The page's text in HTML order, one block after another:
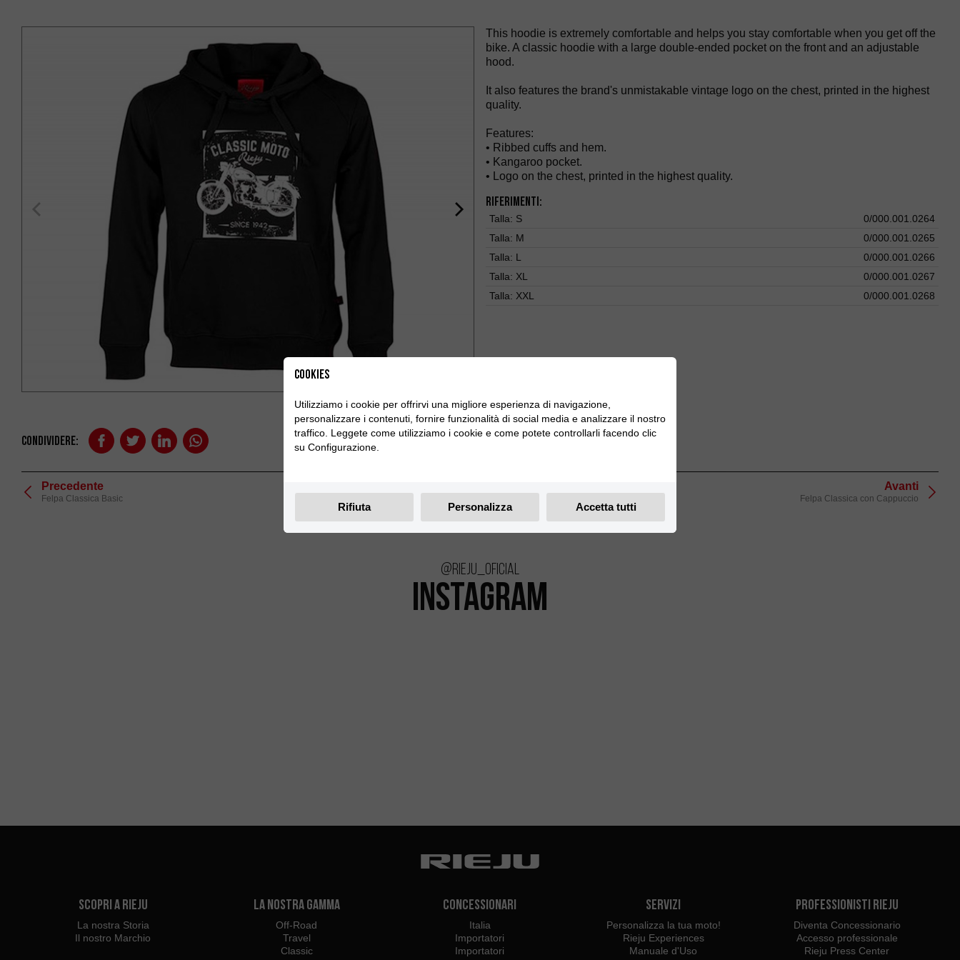
Condividere:
This hoodie is extremely comfortable and helps you stay comfortable when you get off the
bike. A classic hoodie with a large double-ended pocket on the front and an adjustable
hood.
It also features the brand's unmistakable vintage logo on the chest, printed in the highest
quality.
Features:
• Ribbed cuffs and hem.
• Kangaroo pocket.
• Logo on the chest, printed in the highest quality.
Riferimenti:
Talla: S
0/000.001.0264
Talla: M
0/000.001.0265
Talla: L
0/000.001.0266
Talla: XL
0/000.001.0267
Talla: XXL 0/000.001.0268
Precedente
Felpa Classica Basic
Avanti
Felpa Classica con Cappuccio
@rieju_oficial
INSTAGRAM
Scopri a Rieju
La nostra Storia
Il nostro Marchio
La Nostra Gamma
Off-Road
Travel
Classic
Concessionari
Italia
Importatori
Importatori
Servizi
Personalizza la tua moto!
Rieju Experiences
Manuale d'Uso
Professionisti Rieju
Diventa Concessionario
Accesso professionale
Rieju Press Center
Cookies
Utilizziamo i cookie per offrirvi una migliore esperienza di navigazione,
personalizzare i contenuti, fornire funzionalità di social media e analizzare il nostro
traffico. Leggete come utilizziamo i cookie e come potete controllarli facendo clic
su Configurazione.
Rifiuta Personalizza Accetta tutti